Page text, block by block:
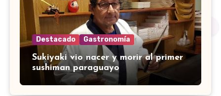
Destacado Gastronomía
Sukiyaki vio nacer y morir al primer
sushiman paraguayo